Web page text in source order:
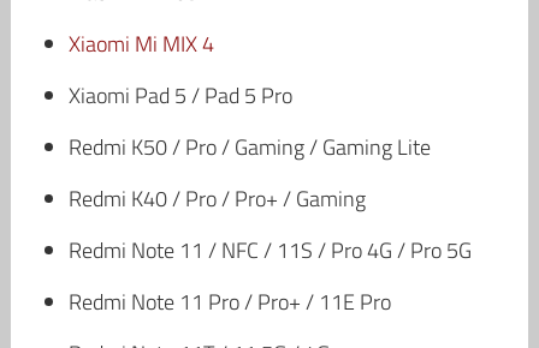
Xiaomi Mi MIX 4
Xiaomi Pad 5 / Pad 5 Pro
Redmi K50 / Pro / Gaming / Gaming Lite
Redmi K40 / Pro / Pro+ / Gaming
Redmi Note 11 / NFC / 11S / Pro 4G / Pro 5G
Redmi Note 11 Pro / Pro+ / 11E Pro